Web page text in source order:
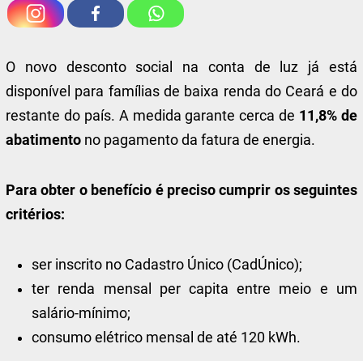
O novo desconto social na conta de luz já está
disponível para famílias de baixa renda do Ceará e do
restante do país. A medida garante cerca de 11,8% de
abatimento no pagamento da fatura de energia.
Para obter o benefício é preciso cumprir os seguintes
critérios:
ser inscrito no Cadastro Único (CadÚnico);
ter renda mensal per capita entre meio e um
salário-mínimo;
consumo elétrico mensal de até 120 kWh.